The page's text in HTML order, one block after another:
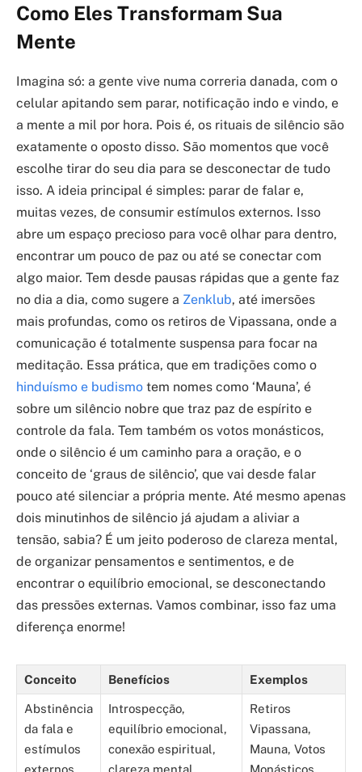
Como Eles Transformam Sua
Mente
Imagina só: a gente vive numa correria danada, com o
celular apitando sem parar, notificação indo e vindo, e
a mente a mil por hora. Pois é, os rituais de silêncio são
exatamente o oposto disso. São momentos que você
escolhe tirar do seu dia para se desconectar de tudo
isso. A ideia principal é simples: parar de falar e,
muitas vezes, de consumir estímulos externos. Isso
abre um espaço precioso para você olhar para dentro,
encontrar um pouco de paz ou até se conectar com
algo maior. Tem desde pausas rápidas que a gente faz
no dia a dia, como sugere a Zenklub, até imersões
mais profundas, como os retiros de Vipassana, onde a
comunicação é totalmente suspensa para focar na
meditação. Essa prática, que em tradições como o
hinduísmo e budismo tem nomes como ‘Mauna’, é
sobre um silêncio nobre que traz paz de espírito e
controle da fala. Tem também os votos monásticos,
onde o silêncio é um caminho para a oração, e o
conceito de ‘graus de silêncio’, que vai desde falar
pouco até silenciar a própria mente. Até mesmo apenas
dois minutinhos de silêncio já ajudam a aliviar a
tensão, sabia? É um jeito poderoso de clareza mental,
de organizar pensamentos e sentimentos, e de
encontrar o equilíbrio emocional, se desconectando
das pressões externas. Vamos combinar, isso faz uma
diferença enorme!
Conceito Benefícios Exemplos
Abstinência
da fala e
estímulos
externos
Introspecção,
equilíbrio emocional,
conexão espiritual,
clareza mental,
Retiros
Vipassana,
Mauna, Votos
Monásticos,